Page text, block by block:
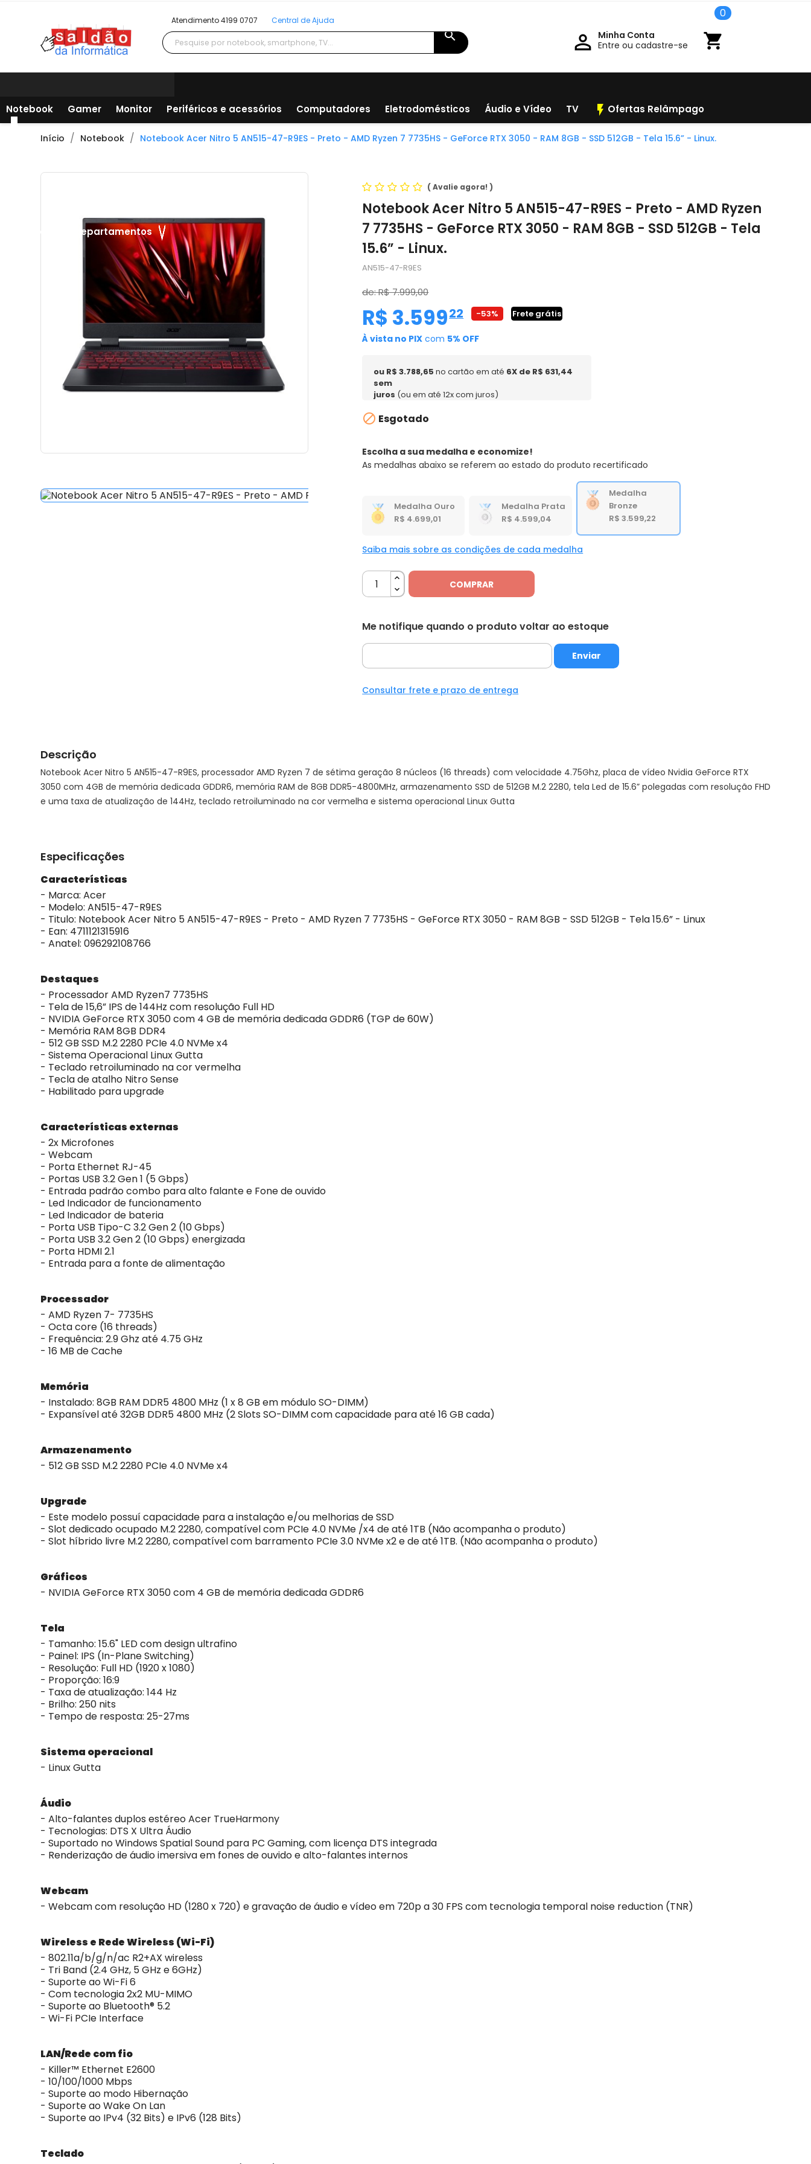
Atendimento 4199 0707 Central de Ajuda
search  Minha Conta
Entre ou cadastre-se
shopping_cart
0
Todos os departamentos
Notebook Gamer Monitor Periféricos e acessórios Computadores Eletrodomésticos Áudio e Vídeo TV flash_on Ofertas Relâmpago
Início Notebook Notebook Acer Nitro 5 AN515-47-R9ES - Preto - AMD Ryzen 7 7735HS - GeForce RTX 3050 - RAM 8GB - SSD 512GB - Tela 15.6” - Linux.
(Avalie agora!)
Notebook Acer Nitro 5 AN515-47-R9ES - Preto - AMD Ryzen
7 7735HS - GeForce RTX 3050 - RAM 8GB - SSD 512GB - Tela
15.6” - Linux.
AN515-47-R9ES
de: R$ 7.999,00
R$ 3.599,
22 -53% Frete grátis
À vista no PIX com 5% OFF
ou R$ 3.788,65 no cartão em até 6X de R$ 631,44
sem
juros (ou em até 12x com juros)
 Esgotado
Escolha a sua medalha e economize!
As medalhas abaixo se referem ao estado do produto recertificado
Medalha Ouro
R$ 4.699,01
Medalha Prata
R$ 4.599,04
Medalha
Bronze
R$ 3.599,22
Saiba mais sobre as condições de cada medalha
COMPRAR
Me notifique quando o produto voltar ao estoque
Consultar frete e prazo de entrega
Descrição
Notebook Acer Nitro 5 AN515-47-R9ES, processador AMD Ryzen 7 de sétima geração 8 núcleos (16 threads) com velocidade 4.75Ghz, placa de vídeo Nvidia GeForce RTX
3050 com 4GB de memória dedicada GDDR6, memória RAM de 8GB DDR5-4800MHz, armazenamento SSD de 512GB M.2 2280, tela Led de 15.6” polegadas com resolução FHD
e uma taxa de atualização de 144Hz, teclado retroiluminado na cor vermelha e sistema operacional Linux Gutta
Especificações
Características
- Marca: Acer
- Modelo: AN515-47-R9ES
- Titulo: Notebook Acer Nitro 5 AN515-47-R9ES - Preto - AMD Ryzen 7 7735HS - GeForce RTX 3050 - RAM 8GB - SSD 512GB - Tela 15.6” - Linux
- Ean: 4711121315916
- Anatel: 096292108766
Destaques
- Processador AMD Ryzen7 7735HS
- Tela de 15,6” IPS de 144Hz com resolução Full HD
- NVIDIA GeForce RTX 3050 com 4 GB de memória dedicada GDDR6 (TGP de 60W)
- Memória RAM 8GB DDR4
- 512 GB SSD M.2 2280 PCIe 4.0 NVMe x4
- Sistema Operacional Linux Gutta
- Teclado retroiluminado na cor vermelha
- Tecla de atalho Nitro Sense
- Habilitado para upgrade
Características externas
- 2x Microfones
- Webcam
- Porta Ethernet RJ-45
- Portas USB 3.2 Gen 1 (5 Gbps)
- Entrada padrão combo para alto falante e Fone de ouvido
- Led Indicador de funcionamento
- Led Indicador de bateria
- Porta USB Tipo-C 3.2 Gen 2 (10 Gbps)
- Porta USB 3.2 Gen 2 (10 Gbps) energizada
- Porta HDMI 2.1
- Entrada para a fonte de alimentação
Processador
- AMD Ryzen 7- 7735HS
- Octa core (16 threads)
- Frequência: 2.9 Ghz até 4.75 GHz
- 16 MB de Cache
Memória
- Instalado: 8GB RAM DDR5 4800 MHz (1 x 8 GB em módulo SO-DIMM)
- Expansível até 32GB DDR5 4800 MHz (2 Slots SO-DIMM com capacidade para até 16 GB cada)
Armazenamento
- 512 GB SSD M.2 2280 PCIe 4.0 NVMe x4
Upgrade
- Este modelo possuí capacidade para a instalação e/ou melhorias de SSD
- Slot dedicado ocupado M.2 2280, compatível com PCIe 4.0 NVMe /x4 de até 1TB (Não acompanha o produto)
- Slot híbrido livre M.2 2280, compatível com barramento PCIe 3.0 NVMe x2 e de até 1TB. (Não acompanha o produto)
Gráficos
- NVIDIA GeForce RTX 3050 com 4 GB de memória dedicada GDDR6
Tela
- Tamanho: 15.6" LED com design ultrafino
- Painel: IPS (In-Plane Switching)
- Resolução: Full HD (1920 x 1080)
- Proporção: 16:9
- Taxa de atualização: 144 Hz
- Brilho: 250 nits
- Tempo de resposta: 25-27ms
Sistema operacional
- Linux Gutta
Áudio
- Alto-falantes duplos estéreo Acer TrueHarmony
- Tecnologias: DTS X Ultra Áudio
- Suportado no Windows Spatial Sound para PC Gaming, com licença DTS integrada
- Renderização de áudio imersiva em fones de ouvido e alto-falantes internos
Webcam
- Webcam com resolução HD (1280 x 720) e gravação de áudio e vídeo em 720p a 30 FPS com tecnologia temporal noise reduction (TNR)
Wireless e Rede Wireless (Wi-Fi)
- 802.11a/b/g/n/ac R2+AX wireless
- Tri Band (2.4 GHz, 5 GHz e 6GHz)
- Suporte ao Wi-Fi 6
- Com tecnologia 2x2 MU-MIMO
- Suporte ao Bluetooth® 5.2
- Wi-Fi PCIe Interface
LAN/Rede com fio
- Killer™ Ethernet E2600
- 10/100/1000 Mbps
- Suporte ao modo Hibernação
- Suporte ao Wake On Lan
- Suporte ao IPv4 (32 Bits) e IPv6 (128 Bits)
Teclado